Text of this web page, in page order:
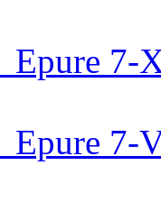
7-
7-